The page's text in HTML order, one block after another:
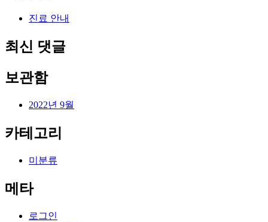
진료 안내
최신 댓글
보관함
2022년 9월
카테고리
미분류
메타
로그인